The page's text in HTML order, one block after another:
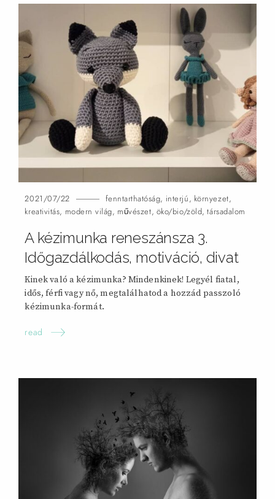
2021/07/22 fenntarthatóság, interjú, környezet,
kreativitás, modern világ, művészet, öko/bio/zöld,társadalom
A kézimunka reneszánsza 3.
Időgazdálkodás, motiváció, divat
Kinek való a kézimunka? Mindenkinek! Legyél fiatal,
idős, férfi vagy nő, megtalálhatod a hozzád passzoló
kézimunka-formát.
read